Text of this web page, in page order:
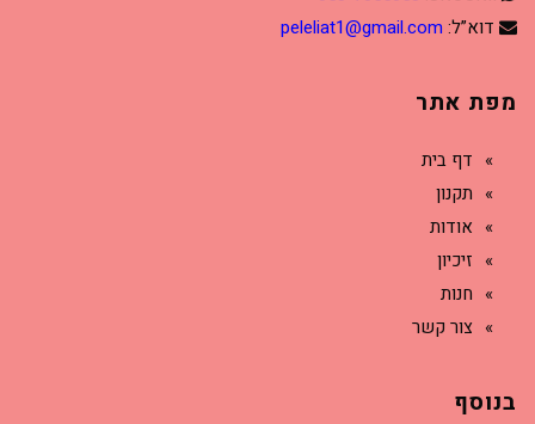
דוא”ל: peleliat1@gmail.com
מפת אתר
דף בית
תקנון
אודות
זיכיון
חנות
צור קשר
בנוסף